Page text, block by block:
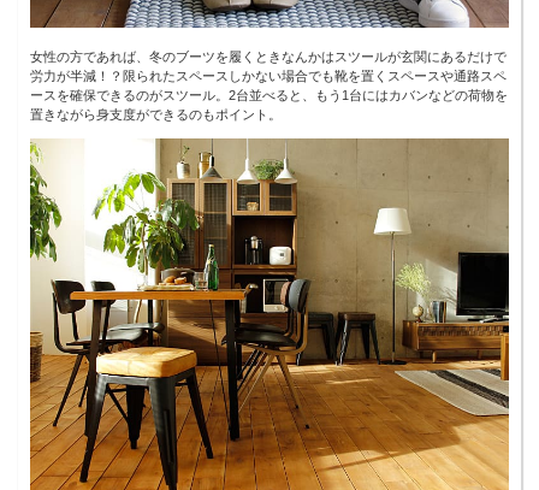
女性の方であれば、冬のブーツを履くときなんかはスツールが玄関にあるだけで
労力が半減！？限られたスペースしかない場合でも靴を置くスペースや通路スペ
ースを確保できるのがスツール。2台並べると、もう1台にはカバンなどの荷物を
置きながら身支度ができるのもポイント。